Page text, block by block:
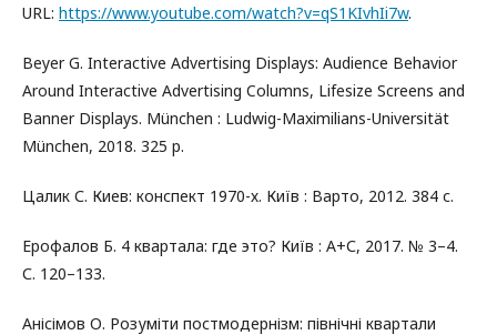
URL: https://www.youtube.com/watch?v=qS1KIvhIi7w.
Beyer G. Interactive Advertising Displays: Audience Behavior
Around Interactive Advertising Columns, Lifesize Screens and
Banner Displays. München : Ludwig-Maximilians-Universität
München, 2018. 325 p.
Цалик С. Киев: конспект 1970-х. Київ : Варто, 2012. 384 с.
Ерофалов Б. 4 квартала: где это? Київ : А+С, 2017. № 3–4.
С. 120–133.
Анісімов О. Розуміти постмодернізм: північні квартали